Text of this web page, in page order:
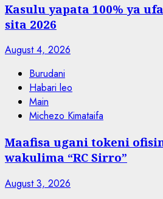
Kasulu yapata 100% ya
sita 2026
August 4, 2026
Burudani
Habari leo
Main
Michezo Kimataifa
Maafisa ugani tokeni
wakulima “RC Sirro”
August 3, 2026